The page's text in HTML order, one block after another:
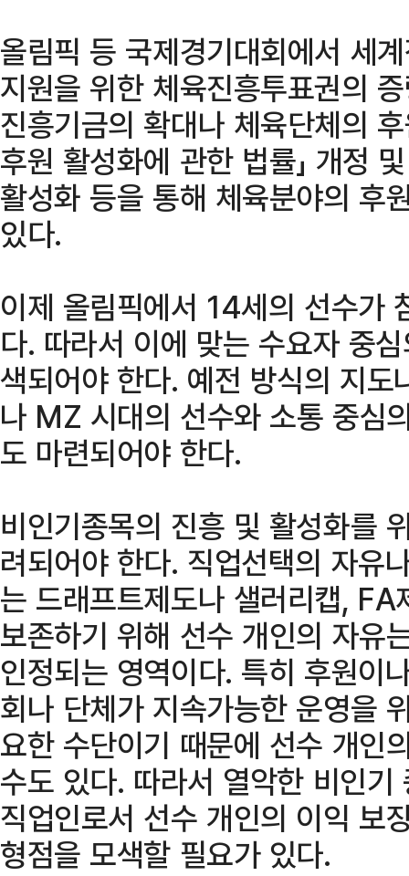
올림픽 등 국제경기대회에서 세
지원을 위한 체육진흥투표권의
진흥기금의 확대나 체육단체의
후원 활성화에 관한 법률」 개정
활성화 등을 통해 체육분야의 후
있다.
이제 올림픽에서 14세의 선수가
다. 따라서 이에 맞는 수요자 중
색되어야 한다. 예전 방식의 지
나 MZ 시대의 선수와 소통 중심
도 마련되어야 한다.
비인기종목의 진흥 및 활성화를
려되어야 한다. 직업선택의 자유
는 드래프트제도나 샐러리캡,
보존하기 위해 선수 개인의 자유
인정되는 영역이다. 특히 후원이
회나 단체가 지속가능한 운영을
요한 수단이기 때문에 선수 개인
수도 있다. 따라서 열악한 비인
직업인로서 선수 개인의 이익 보
형점을 모색할 필요가 있다.